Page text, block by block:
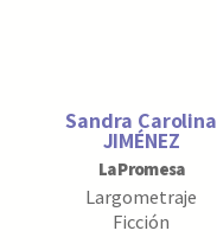
Sandra Carolina
JIMÉNEZ
La Promesa
Largometraje
Ficción